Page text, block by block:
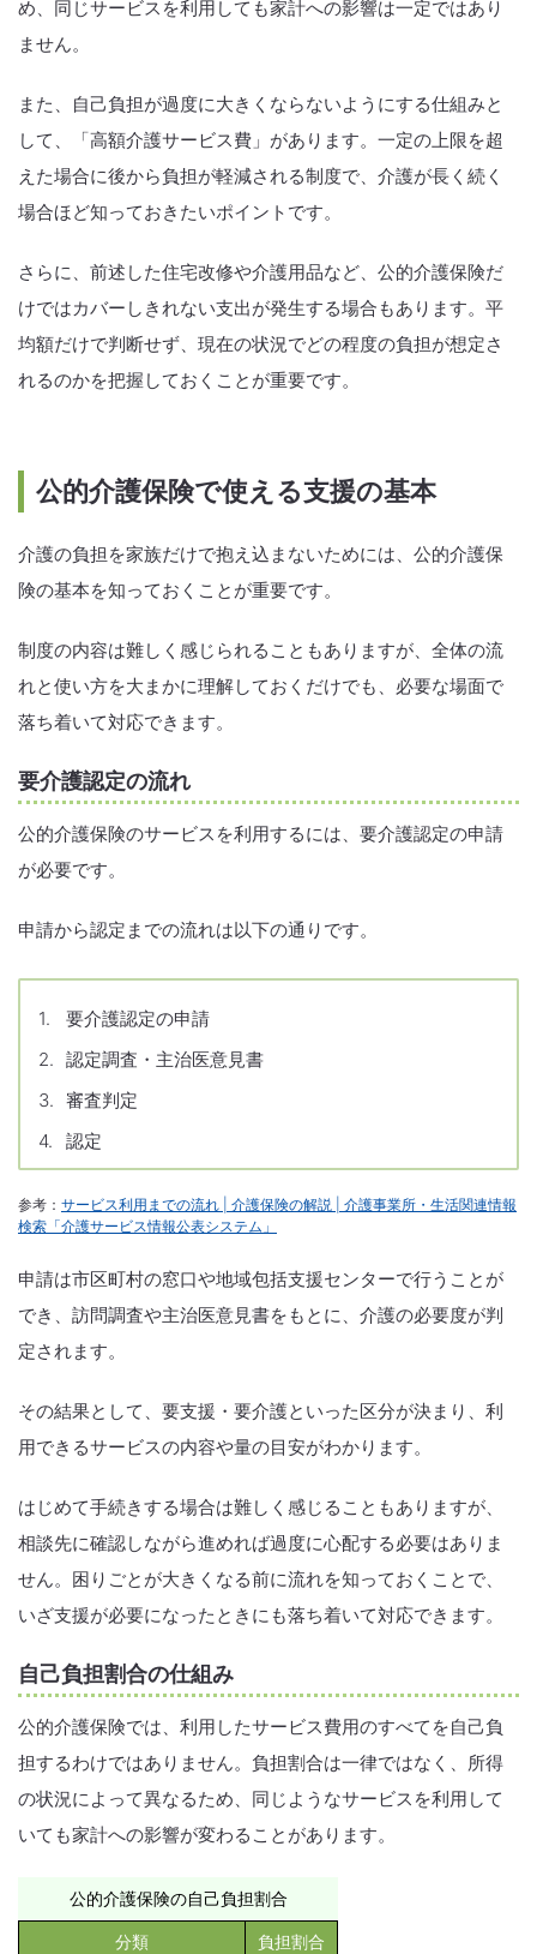
め、同じサービスを利用しても家計への影響は一定ではあり
ません。
また、自己負担が過度に大きくならないようにする仕組みと
して、「高額介護サービス費」があります。一定の上限を超
えた場合に後から負担が軽減される制度で、介護が長く続く
場合ほど知っておきたいポイントです。
さらに、前述した住宅改修や介護用品など、公的介護保険だ
けではカバーしきれない支出が発生する場合もあります。平
均額だけで判断せず、現在の状況でどの程度の負担が想定さ
れるのかを把握しておくことが重要です。
公的介護保険で使える支援の基本
介護の負担を家族だけで抱え込まないためには、公的介護保
険の基本を知っておくことが重要です。
制度の内容は難しく感じられることもありますが、全体の流
れと使い方を大まかに理解しておくだけでも、必要な場面で
落ち着いて対応できます。
要介護認定の流れ
公的介護保険のサービスを利用するには、要介護認定の申請
が必要です。
申請から認定までの流れは以下の通りです。
要介護認定の申請
認定調査・主治医意見書
審査判定
認定
参考： サービス利用までの流れ | 介護保険の解説 | 介護事業所・生活関連情報
検索「介護サービス情報公表システム」
申請は市区町村の窓口や地域包括支援センターで行うことが
でき、訪問調査や主治医意見書をもとに、介護の必要度が判
定されます。
その結果として、要支援・要介護といった区分が決まり、利
用できるサービスの内容や量の目安がわかります。
はじめて手続きする場合は難しく感じることもありますが、
相談先に確認しながら進めれば過度に心配する必要はありま
せん。困りごとが大きくなる前に流れを知っておくことで、
いざ支援が必要になったときにも落ち着いて対応できます。
自己負担割合の仕組み
公的介護保険では、利用したサービス費用のすべてを自己負
担するわけではありません。負担割合は一律ではなく、所得
の状況によって異なるため、同じようなサービスを利用して
いても家計への影響が変わることがあります。
公的介護保険の自己負担割合
分類 負担割合